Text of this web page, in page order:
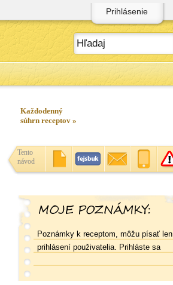
Prihlásenie
Každodenný
súhrn receptov »
Tento
návod
Poznámky k receptom, môžu písať len
prihlásení použivatelia. Prihláste sa